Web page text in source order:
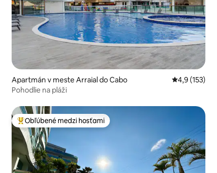
Apartmán v meste Arraial do Cabo Priemerné
4,9 (153)
Pohodlie na pláži
Najobľúbenejšie medzi hosťami
Obľúbené medzi hosťami